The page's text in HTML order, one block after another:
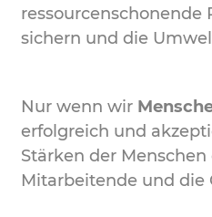
ressourcenschonende
sichern und die
Nur wenn wir
erfolgreich und
Stärken der
Mitarbeitende und die